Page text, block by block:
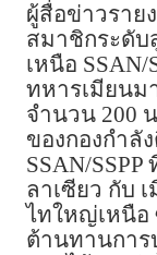
ผู้สื่อข่าวราย
สมาชิกระดับ
เหนือ SSAN/
ทหารเมียนม
จำนวน 200
ของกองกำลั
SSAN/
ลาเซียว กับ
ไทใหญ่เหนือ
ต้านทานการ